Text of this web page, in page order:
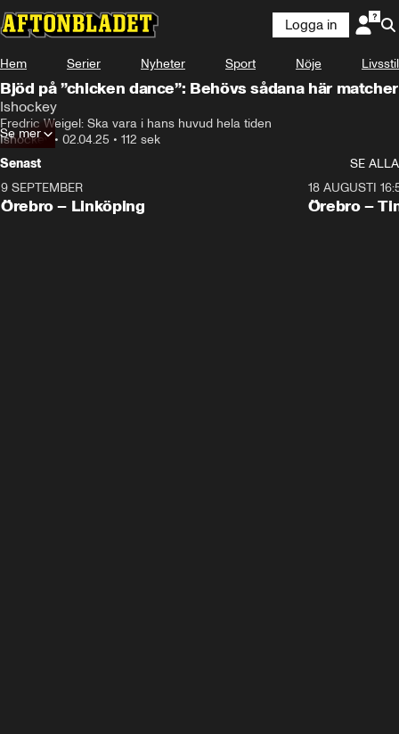
Logga in
Hem Serier Nyheter Sport Nöje Livsstil
Bjöd på ”chicken dance”: Behövs sådana här matcher
Ishockey
Fredric Weigel: Ska vara i hans huvud hela tiden
Ishockey• 02.04.25 • 112 sek
Se mer
Senast
SE ALLA
Plus
9 SEPTEMBER
Örebro – Linköping
Plus
18 AUGUSTI
Örebro –